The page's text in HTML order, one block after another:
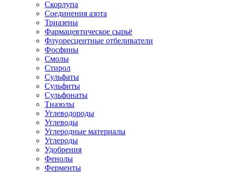
Скорлупа
Соединения азота
Триазены
Фармацевтическое сырьё
Флуоресцентные отбеливатели
Фосфины
Смолы
Стирол
Сульфаты
Сульфиты
Сульфонаты
Тиазолы
Углеводороды
Углеводы
Углеродные материалы
Углероды
Удобрения
Фенолы
Ферменты